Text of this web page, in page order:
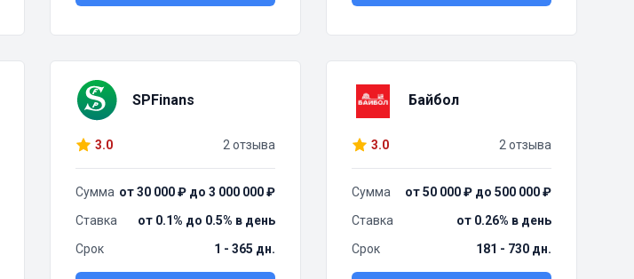
SPFinans
3.0 2 отзыва
Сумма от 30 000 ₽ до 3 000 000 ₽
Ставка
от 0.1% до 0.5% в день
Срок
1 - 365 дн.
Байбол
3.0 2 отзыва
Сумма
от 50 000 ₽ до 500 000 ₽
Ставка
от 0.26% в день
Срок
181 - 730 дн.